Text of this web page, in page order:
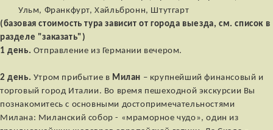
Ульм, Франкфурт, Хайльбронн, Штутгарт
(базовая стоимость тура зависит от города выезда, см. список в
разделе "заказать")
1 день. Отправление из Германии вечером.
2 день. Утром прибытие в Милан – крупнейший финансовый и
торговый город Италии. Во время пешеходной экскурсии Вы
познакомитесь с основными достопримечательностями
Милана: Миланский собор - «мраморное чудо», один из